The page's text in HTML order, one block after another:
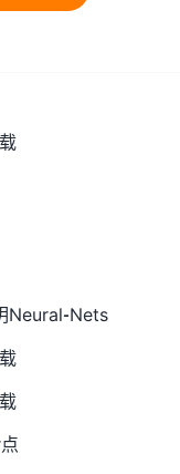
Neural-Nets